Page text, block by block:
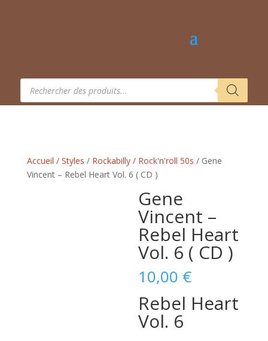
Recherche
produits
Accueil / Styles / Rockabilly / Rock'n'roll 50s / Gene
Vincent – Rebel Heart Vol. 6 ( CD )
Gene
Vincent –
Rebel Heart
Vol. 6 ( CD )
10,00 €
Rebel Heart
Vol. 6